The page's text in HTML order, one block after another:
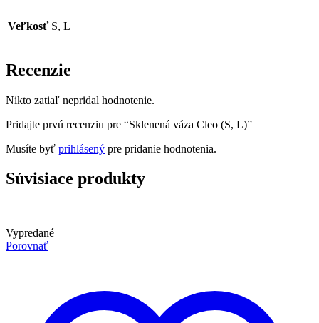
Veľkosť S, L
Recenzie
Nikto zatiaľ nepridal hodnotenie.
Pridajte prvú recenziu pre “Sklenená váza Cleo (S, L)”
Musíte byť prihlásený pre pridanie hodnotenia.
Súvisiace produkty
Vypredané
Porovnať